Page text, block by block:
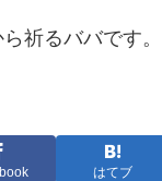
祈るババです。
はてブ